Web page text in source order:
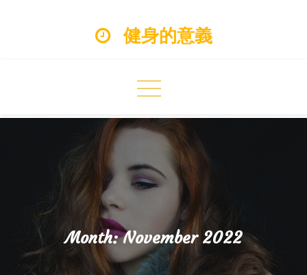
健身的意義
Month:November 2022